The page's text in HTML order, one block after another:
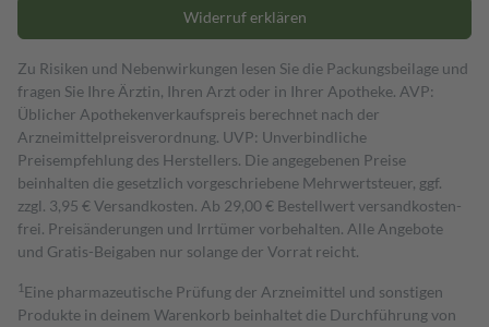
Widerruf erklären
Zu Risiken und Nebenwirkungen lesen Sie die Packungsbeilage und
fragen Sie Ihre Ärztin, Ihren Arzt oder in Ihrer Apotheke. AVP:
Üblicher Apothekenverkaufspreis berechnet nach der
Arzneimittelpreisverordnung. UVP: Unverbindliche
Preisempfehlung des Herstellers. Die angegebenen Preise
beinhalten die gesetzlich vorgeschriebene Mehrwertsteuer, ggf.
zzgl. 3,95 € Versandkosten. Ab 29,00 € Bestell­wert versand­kosten­
frei. Preisänderungen und Irrtümer vorbehalten. Alle Angebote
und Gratis-Beigaben nur solange der Vorrat reicht.
1 Eine pharmazeutische Prüfung der Arzneimittel und sonstigen
Produkte in deinem Warenkorb beinhaltet die Durchführung von